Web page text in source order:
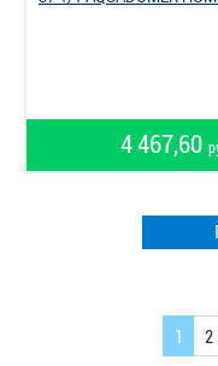
4 467,60
1 2